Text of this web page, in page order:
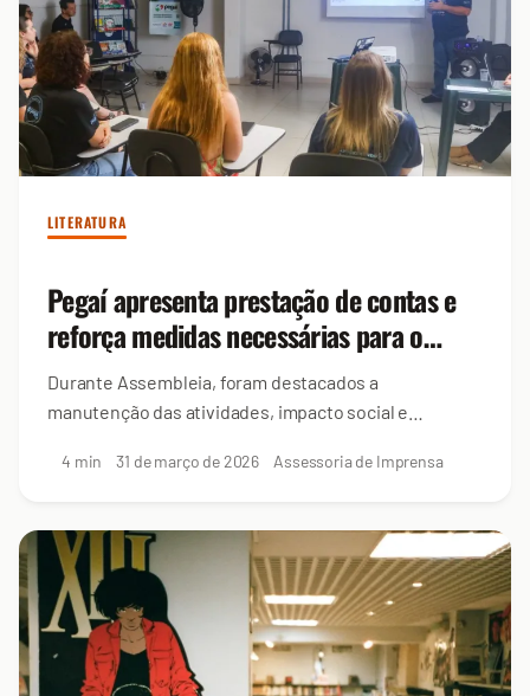
LITERATURA
Pegaí apresenta prestação de contas e
reforça medidas necessárias para o
projeto em 2026
Durante Assembleia, foram destacados a
manutenção das atividades, impacto social e
4 min 31 de março de 2026 Assessoria de Imprensa